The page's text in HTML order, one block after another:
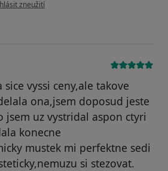
zneužití
vyssi ceny,ale takove
ona,jsem doposud jeste
jsem uz vystridal aspon ctyri
konecne
mustek mi perfektne sedi
si stezovat.